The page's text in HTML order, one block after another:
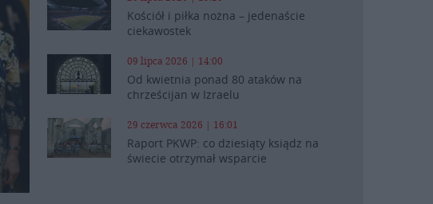
Kościół i piłka nożna – jedenaście
ciekawostek
09 lipca 2026 | 14:00
Od kwietnia ponad 80 ataków na
chrześcijan w Izraelu
29 czerwca 2026 | 16:01
Raport PKWP: co dziesiąty ksiądz na
świecie otrzymał wsparcie